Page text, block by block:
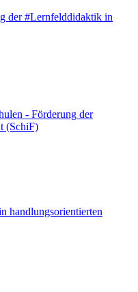
der #Lernfelddidaktik in
- Förderung der
(SchiF)
handlungsorientierten